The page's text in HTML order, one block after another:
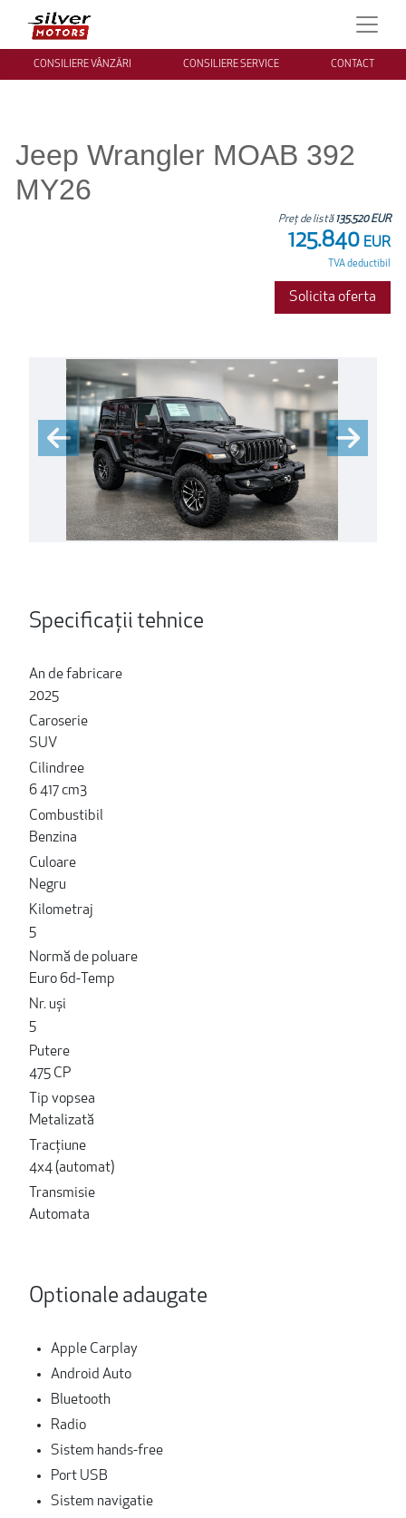
CONSILIERE VÂNZĂRI CONSILIERE SERVICE CONTACT
Jeep Wrangler MOAB 392
MY26
Preț de listă135.520 EUR
125.840 EUR
TVA deductibil
Solicita oferta
Specificații tehnice
An de fabricare
2025
Caroserie
SUV
Cilindree
6 417 cm3
Combustibil
Benzina
Culoare
Negru
Kilometraj
5
Normă de poluare
Euro 6d-Temp
Nr. uși
5
Putere
475 CP
Tip vopsea
Metalizată
Tracțiune
4x4 (automat)
Transmisie
Automata
Optionale adaugate
Apple Carplay
Android Auto
Bluetooth
Radio
Sistem hands-free
Port USB
Sistem navigatie